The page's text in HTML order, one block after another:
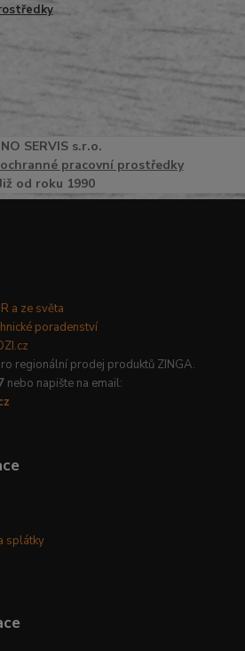
SERVISs.r.o.
pracovní prostředky
od roku 1990
a ze světa
poradenství
regionální prodej produktů ZINGA.
nebo napište na email:
splátky